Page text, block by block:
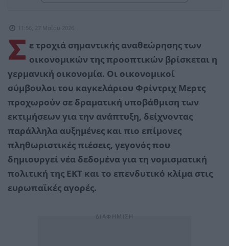
11:56, 27 Μαΐου 2026
Σ ε τροχιά σημαντικής αναθεώρησης των
οικονομικών της προοπτικών βρίσκεται η
γερμανική οικονομία. Οι οικονομικοί
σύμβουλοι του καγκελάριου Φρίντριχ Μερτς
προχωρούν σε δραματική υποβάθμιση των
εκτιμήσεων για την ανάπτυξη, δείχνοντας
παράλληλα αυξημένες και πιο επίμονες
πληθωριστικές πιέσεις, γεγονός που
δημιουργεί νέα δεδομένα για τη νομισματική
πολιτική της ΕΚΤ και το επενδυτικό κλίμα στις
ευρωπαϊκές αγορές.